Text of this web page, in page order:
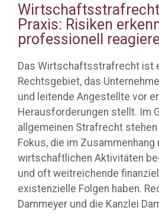
Praxis: Risiken
professionell
Das Wirtschaftsstrafrecht ist
Rechtsgebiet, das
und leitende Angestellte vor
Herausforderungen stellt. Im
allgemeinen Strafrecht stehen
Fokus, die im Zusammenhang
wirtschaftlichen Aktivitäten
und oft weitreichende
existenzielle Folgen haben.
Dammeyer und die Kanzlei